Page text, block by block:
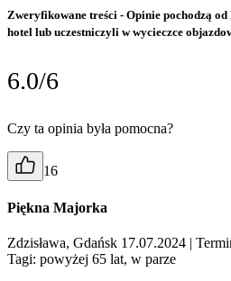
Zweryfikowane treści - Opinie pochodzą
hotel lub uczestniczyli w wycieczce
6.0/6
Czy ta opinia była pomocna?
16
Piękna Majorka
Zdzisława, Gdańsk 17.07.2024 |
Tagi: powyżej 65 lat, w parze